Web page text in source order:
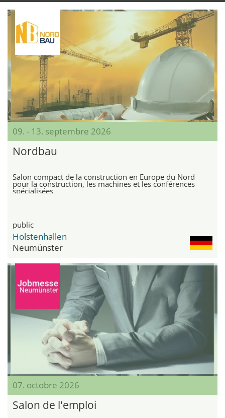
09. - 13. septembre 2026
Nordbau
Salon compact de la construction en Europe du Nord
pour la construction, les machines et les conférences
spécialisées
public
Holstenhallen
Neumünster
07. octobre 2026
Salon de l'emploi